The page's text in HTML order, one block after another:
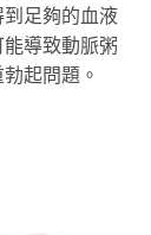
足夠的血液
導致動脈粥
起問題。